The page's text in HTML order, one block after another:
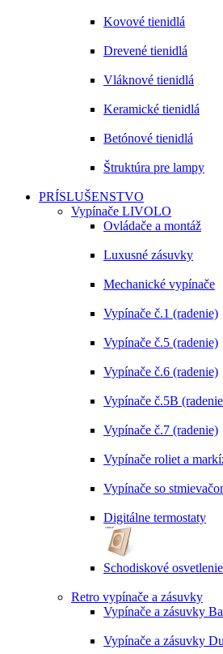
Kovové tienidlá
Drevené tienidlá
Vláknové tienidlá
Keramické tienidlá
Betónové tienidlá
Štruktúra pre lampy
PRÍSLUŠENSTVO
Vypínače LIVOLO
Ovládače a montáž
Luxusné zásuvky
Mechanické vypínače
Vypínače č.1 (radenie)
Vypínače č.5 (radenie)
Vypínače č.6 (radenie)
Vypínače č.5B
Vypínače č.7 (radenie)
Vypínače roliet a
Vypínače so
Digitálne termostaty
Schodiskové osvetlenie
Retro vypínače a zásuvky
Vypínače a zásuvky
Vypínače a zásuvky